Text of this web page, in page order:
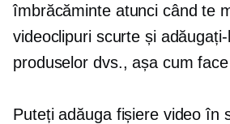
îmbrăcăminte atunci când te
videoclipuri scurte și
produselor dvs., așa cum
Puteți adăuga fișiere video în